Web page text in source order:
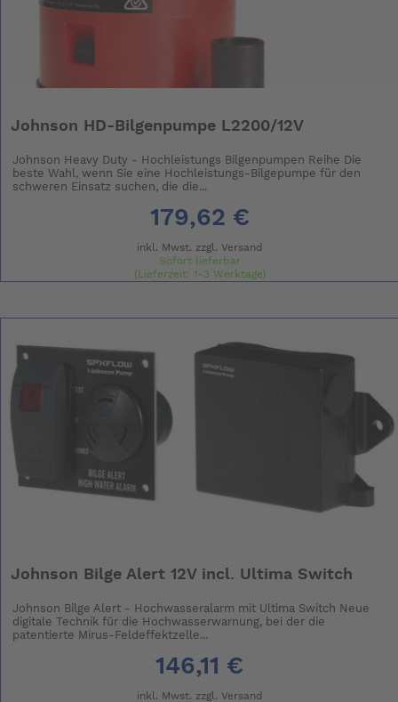
Johnson HD-Bilgenpumpe L2200/12V
Johnson Heavy Duty - Hochleistungs Bilgenpumpen Reihe Die
beste Wahl, wenn Sie eine Hochleistungs-Bilgepumpe für den
schweren Einsatz suchen, die die...
179,62 €
inkl. Mwst. zzgl. Versand
Sofort lieferbar
(Lieferzeit: 1-3 Werktage)
Johnson Bilge Alert 12V incl. Ultima Switch
Johnson Bilge Alert - Hochwasseralarm mit Ultima Switch Neue
digitale Technik für die Hochwasserwarnung, bei der die
patentierte Mirus-Feldeffektzelle...
146,11 €
inkl. Mwst. zzgl. Versand